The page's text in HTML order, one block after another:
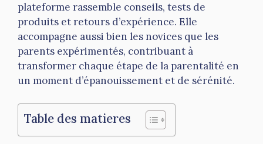
plateforme rassemble conseils, tests de
produits et retours d’expérience. Elle
accompagne aussi bien les novices que les
parents expérimentés, contribuant à
transformer chaque étape de la parentalité en
un moment d’épanouissement et de sérénité.
Table des matieres